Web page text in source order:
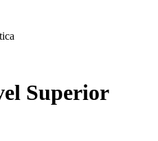
Superior